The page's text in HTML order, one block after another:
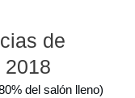
de
2018
del salón lleno)